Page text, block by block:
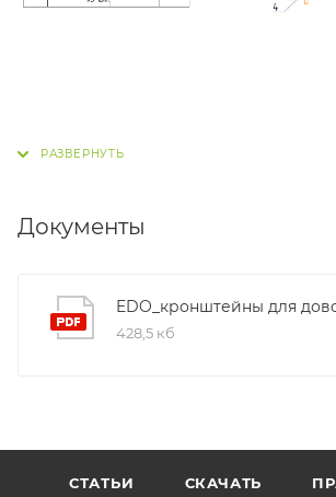
Документы
EDO_кронштейны для
428,5 кб
СТАТЬИ СКАЧАТЬ